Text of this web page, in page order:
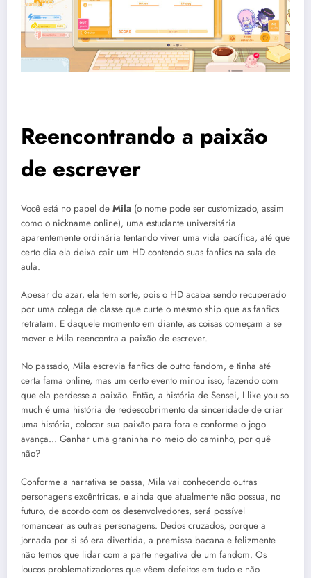
Reencontrando a paixão
de escrever
Você está no papel de Mila (o nome pode ser customizado, assim
como o nickname online), uma estudante universitária
aparentemente ordinária tentando viver uma vida pacífica, até que
certo dia ela deixa cair um HD contendo suas fanfics na sala de
aula.
Apesar do azar, ela tem sorte, pois o HD acaba sendo recuperado
por uma colega de classe que curte o mesmo ship que as fanfics
retratam. E daquele momento em diante, as coisas começam a se
mover e Mila reencontra a paixão de escrever.
No passado, Mila escrevia fanfics de outro fandom, e tinha até
certa fama online, mas um certo evento minou isso, fazendo com
que ela perdesse a paixão. Então, a história de Sensei, I like you so
much é uma história de redescobrimento da sinceridade de criar
uma história, colocar sua paixão para fora e conforme o jogo
avança… Ganhar uma graninha no meio do caminho, por quê
não?
Conforme a narrativa se passa, Mila vai conhecendo outras
personagens excêntricas, e ainda que atualmente não possua, no
futuro, de acordo com os desenvolvedores, será possível
romancear as outras personagens. Dedos cruzados, porque a
jornada por si só era divertida, a premissa bacana e felizmente
não temos que lidar com a parte negativa de um fandom. Os
loucos problematizadores que vêem defeitos em tudo e não